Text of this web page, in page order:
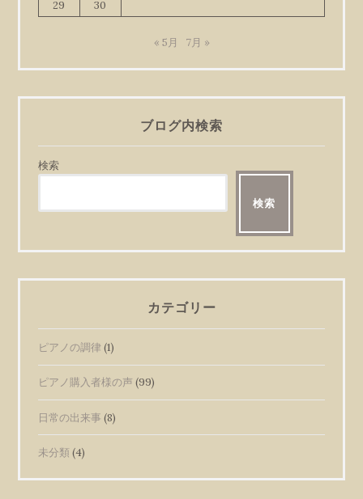
29
30
« 5月 7月 »
ブログ内検索
検索
検索
カテゴリー
ピアノの調律(1)
ピアノ購入者様の声 (99)
日常の出来事 (8)
未分類 (4)